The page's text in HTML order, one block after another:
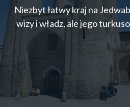
Niezbyt łatwy kraj na
wizy i władz, ale jego